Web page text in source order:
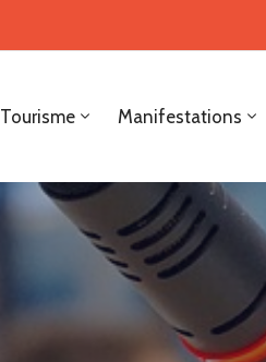
Tourisme Manifestations